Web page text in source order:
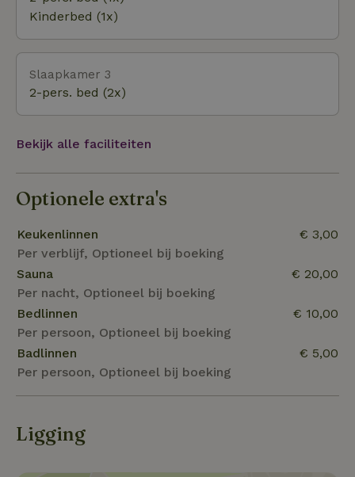
ultieme bosgevoel naar de gezellige straatjes met
winkels, en nog zoveel meer, om te ontdekken!!
restaurants en ambachtelijke ateliers in een wip.
Kinderbed (1x)
Slaapkamer 3
2-pers. bed (2x)
Bekijk alle faciliteiten
Optionele extra's
Keukenlinnen
Per verblijf, Optioneel bij boeking
€ 3,00
Sauna
Per nacht, Optioneel bij boeking
€ 20,00
Bedlinnen
Per persoon, Optioneel bij boeking
€ 10,00
Badlinnen
Per persoon, Optioneel bij boeking
€ 5,00
Ligging